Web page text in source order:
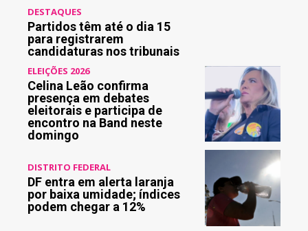
DESTAQUES
Partidos têm até o dia 15
para registrarem
candidaturas nos tribunais
ELEIÇÕES 2026
Celina Leão confirma
presença em debates
eleitorais e participa de
encontro na Band neste
domingo
DISTRITO FEDERAL
DF entra em alerta laranja
por baixa umidade; índices
podem chegar a 12%